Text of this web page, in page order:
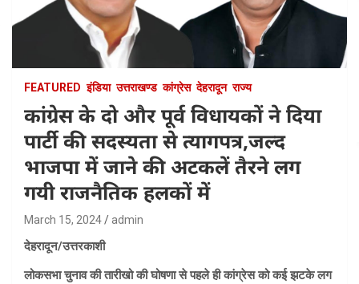
FEATURED इंडिया उत्तराखण्ड कांग्रेस देहरादून राज्य
कांग्रेस के दो और पूर्व विधायकों ने दिया
पार्टी की सदस्यता से त्यागपत्र,जल्द
भाजपा में जाने की अटकलें तैरने लग
गयी राजनैतिक हलकों में
March 15, 2024 admin
देहरादून/उत्तरकाशी
लोकसभा चुनाव की तारीखो की घोषणा से पहले ही कांग्रेस को कई झटके लग